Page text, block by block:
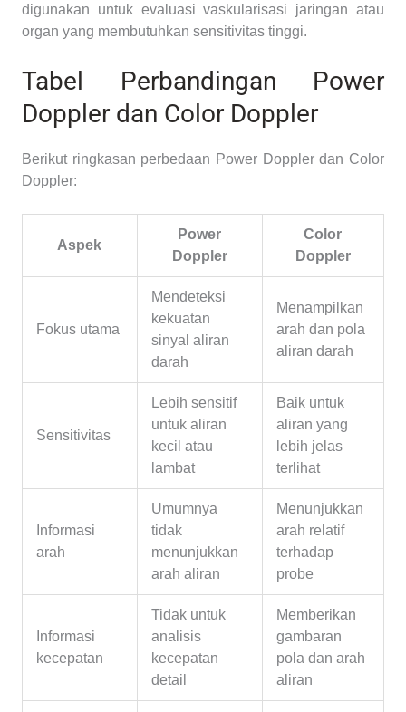
digunakan untuk evaluasi vaskularisasi jaringan atau
organ yang membutuhkan sensitivitas tinggi.
Tabel Perbandingan Power
Doppler dan Color Doppler
Berikut ringkasan perbedaan Power Doppler dan Color
Doppler:
Aspek
Power
Doppler
Color
Doppler
Fokus utama
Mendeteksi
kekuatan
sinyal aliran
darah
Menampilkan
arah dan pola
aliran darah
Sensitivitas
Lebih sensitif
untuk aliran
kecil atau
lambat
Baik untuk
aliran yang
lebih jelas
terlihat
Informasi
arah
Umumnya
tidak
menunjukkan
arah aliran
Menunjukkan
arah relatif
terhadap
probe
Informasi
kecepatan
Tidak untuk
analisis
kecepatan
detail
Memberikan
gambaran
pola dan arah
aliran